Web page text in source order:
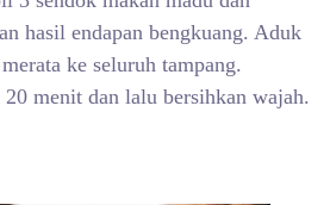
hasil endapan bengkuang. Aduk
ke seluruh tampang.
menit dan lalu bersihkan wajah.